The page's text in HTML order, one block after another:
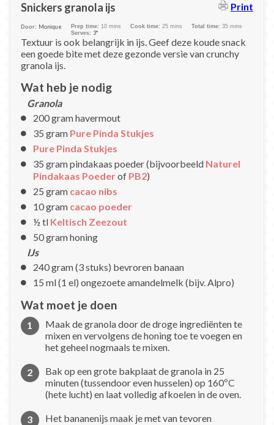
Snickers granola ijs Print
Door: Monique Prep time: 10 mins Cook time: 25 mins Total time: 35 mins
Serves: 3*
Textuur is ook belangrijk in ijs. Geef deze koude snack
een goede bite met deze gezonde versie van crunchy
granola ijs.
Wat heb je nodig
Granola
200 gram havermout
35 gram Pure Pinda Stukjes
Pure Pinda Stukjes
35 gram pindakaas poeder (bijvoorbeeld Naturel
Pindakaas Poederof PB2)
25 gram cacao nibs
10 gram cacao poeder
½ tl Keltisch Zeezout
50 gram honing
IJs
240 gram (3 stuks) bevroren banaan
15 ml (1 el) ongezoete amandelmelk (bijv. Alpro)
Wat moet je doen
Maak de granola door de droge ingrediënten te
mixen en vervolgens de honing toe te voegen en
het geheel nogmaals te mixen.
Bak op een grote bakplaat de granola in 25
minuten (tussendoor even husselen) op 160ºC
(hete lucht) en laat volledig afkoelen in de oven.
Het bananenijs maak je met van tevoren